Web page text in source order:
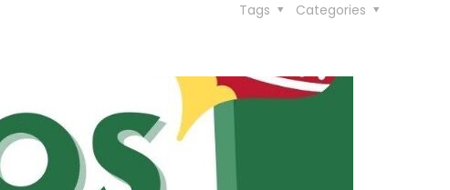
Categories
Tags